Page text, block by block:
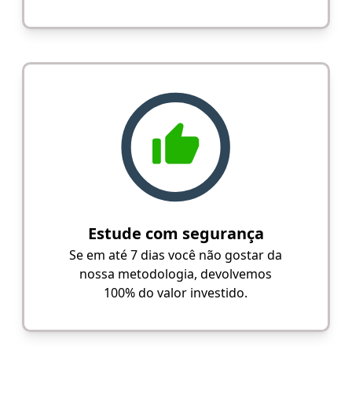
Estude com segurança
Se em até 7 dias você não gostar da
nossa metodologia, devolvemos
100% do valor investido.